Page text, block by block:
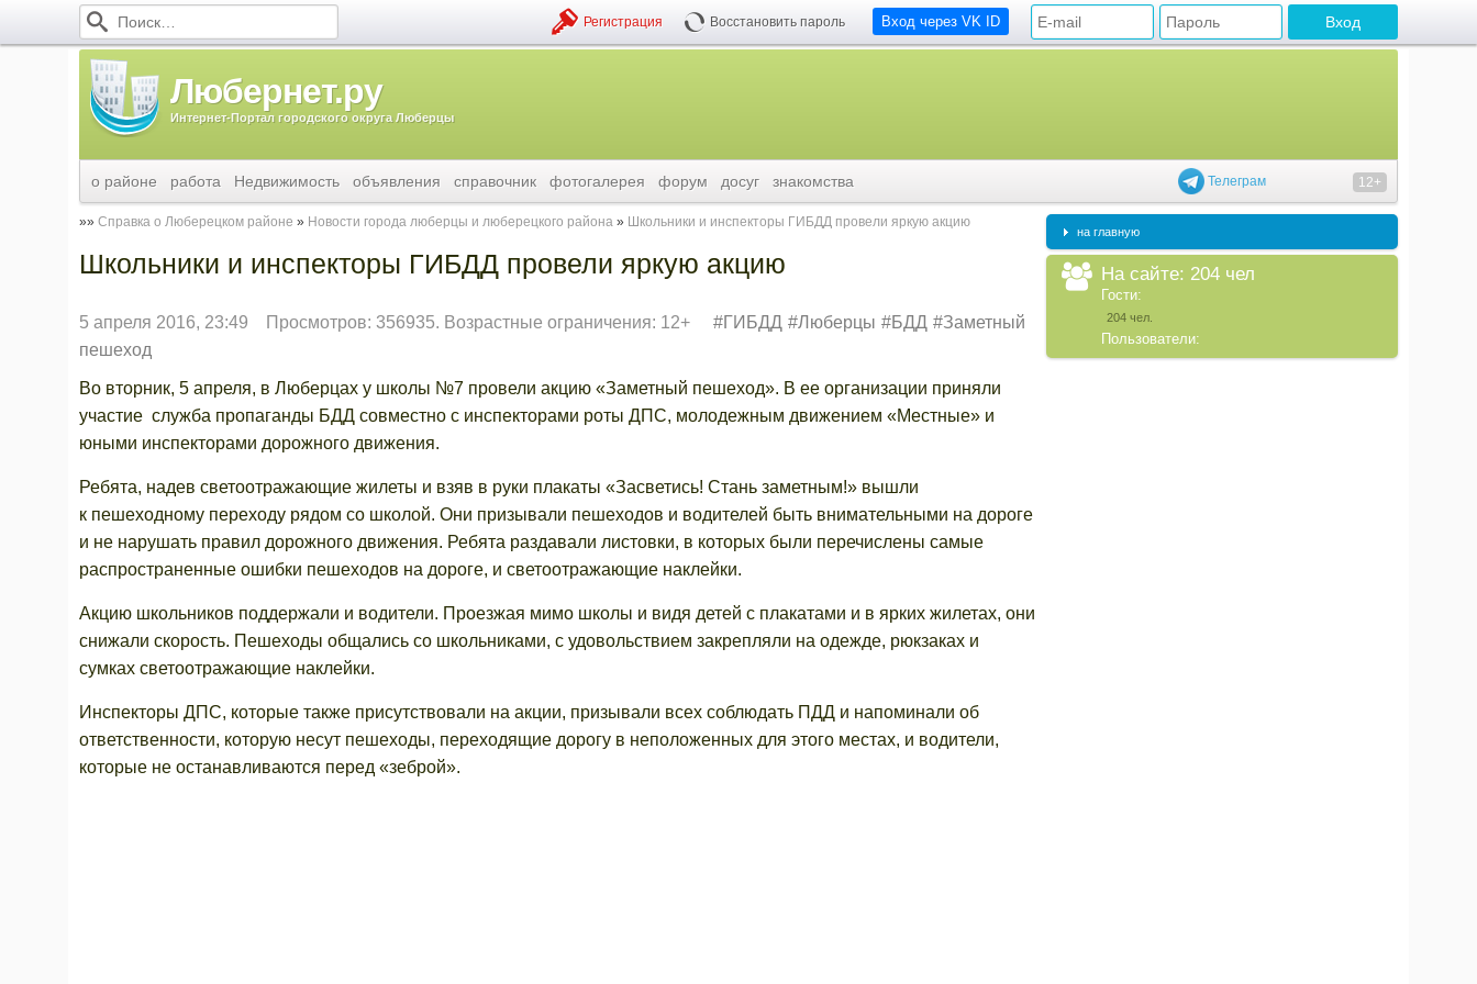
Вход через VK ID
Регистрация Восстановить пароль
Любернет.ру
Интернет-Портал городского округа Люберцы
Телеграм 12+
о районе работа Недвижимость объявления справочник фотогалерея форум досуг знакомства
Справка о Люберецком районе Новости города люберцы и люберецкого района Школьники и инспекторы ГИБДД провели яркую акцию
Школьники и инспекторы ГИБДД провели яркую акцию
5 апреля 2016, 23:49 Просмотров: 356935. Возрастные ограничения: 12+ ГИБДД Люберцы БДД
Заметный
пешеход
Во вторник, 5 апреля, в Люберцах у школы №7 провели акцию «Заметный пешеход». В ее организации приняли
участие служба пропаганды БДД совместно с инспекторами роты ДПС, молодежным движением «Местные» и
юными инспекторами дорожного движения.
Ребята, надев светоотражающие жилеты и взяв в руки плакаты «Засветись! Стань заметным!» вышли
к пешеходному переходу рядом со школой. Они призывали пешеходов и водителей быть внимательными на дороге
и не нарушать правил дорожного движения. Ребята раздавали листовки, в которых были перечислены самые
распространенные ошибки пешеходов на дороге, и светоотражающие наклейки.
Акцию школьников поддержали и водители. Проезжая мимо школы и видя детей с плакатами и в ярких жилетах, они
снижали скорость. Пешеходы общались со школьниками, с удовольствием закрепляли на одежде, рюкзаках и
сумках светоотражающие наклейки.
Инспекторы ДПС, которые также присутствовали на акции, призывали всех соблюдать ПДД и напоминали об
ответственности, которую несут пешеходы, переходящие дорогу в неположенных для этого местах, и водители,
которые не останавливаются перед «зеброй».
на главную
На сайте: 204 чел
Гости:
204 чел.
Пользователи: